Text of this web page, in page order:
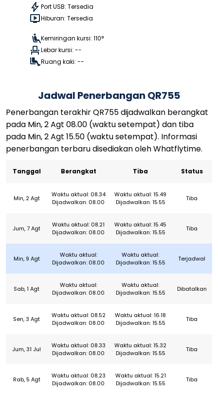
Port USB: Tersedia
Hiburan: Tersedia
Kemiringan kursi: 110°
Lebar kursi: --
Ruang kaki: --
Jadwal Penerbangan QR755
Penerbangan terakhir QR755 dijadwalkan berangkat
pada Min, 2 Agt 08.00 (waktu setempat) dan tiba
pada Min, 2 Agt 15.50 (waktu setempat). Informasi
penerbangan terbaru disediakan oleh Whatflytime.
Tanggal Berangkat Tiba Status
Min, 2 Agt
Waktu aktual: 08.34
Dijadwalkan: 08.00
Waktu aktual: 15.49
Dijadwalkan: 15.55
Tiba
Jum, 7 Agt
Waktu aktual: 08.21
Dijadwalkan: 08.00
Waktu aktual: 15.45
Dijadwalkan: 15.55
Tiba
Min, 9 Agt
Waktu aktual:
Dijadwalkan: 08.00
Waktu aktual:
Dijadwalkan: 15.55
Terjadwal
Sab, 1 Agt
Waktu aktual:
Dijadwalkan: 08.00
Waktu aktual:
Dijadwalkan: 15.55
Dibatalkan
Sen, 3 Agt
Waktu aktual: 08.52
Dijadwalkan: 08.00
Waktu aktual: 16.18
Dijadwalkan: 15.55
Tiba
Jum, 31 Jul
Waktu aktual: 08.33
Dijadwalkan: 08.00
Waktu aktual: 15.32
Dijadwalkan: 15.55
Tiba
Rab, 5 Agt
Waktu aktual: 08.23
Dijadwalkan: 08.00
Waktu aktual: 15.21
Dijadwalkan: 15.55
Tiba